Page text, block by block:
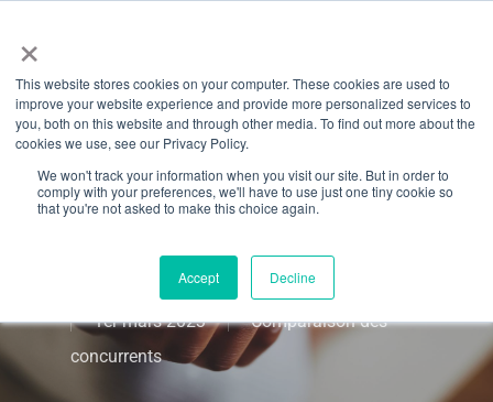
×
This website stores cookies on your computer. These cookies are used to
improve your website experience and provide more personalized services to
you, both on this website and through other media. To find out more about the
cookies we use, see our Privacy Policy.
We won't track your information when you visit our site. But in order to
comply with your preferences, we'll have to use just one tiny cookie so
that you're not asked to make this choice again.
Accept Decline
directement
au
contenuOctiv vs
TeamUp :
Comparaison en
2023
1er mars 2023
Comparaison des
concurrents